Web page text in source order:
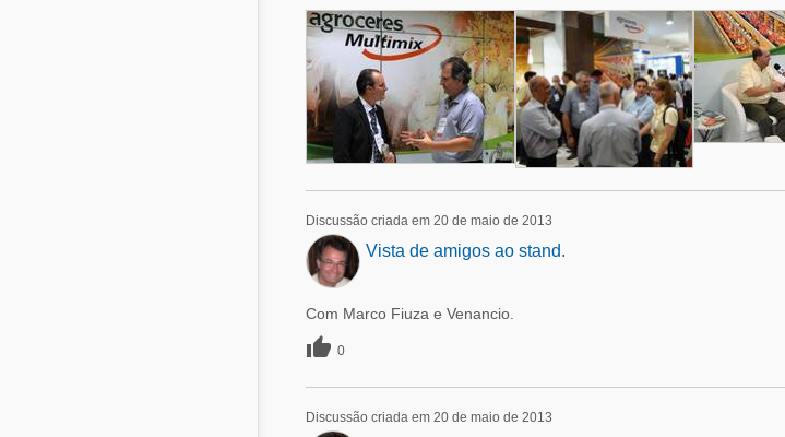
Discussão criada em 20 de maio de 2013
Vista de amigos ao stand.
Com Marco Fiuza e Venancio.
 0
Discussão criada em 20 de maio de 2013